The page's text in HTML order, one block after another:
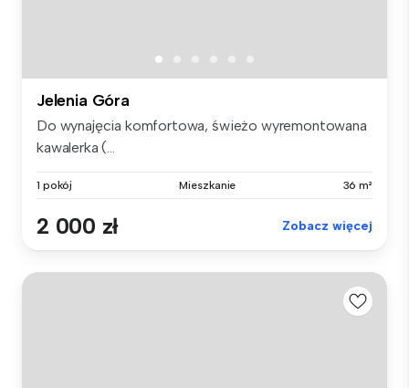
Jelenia Góra
Do wynajęcia komfortowa, świeżo wyremontowana
kawalerka (...
1 pokój Mieszkanie 36 m²
2 000 zł Zobacz więcej